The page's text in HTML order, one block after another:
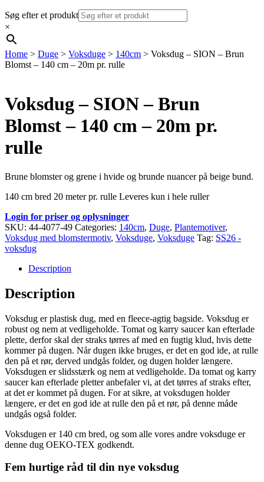
Søg efter et produkt
×
Home > Duge > Voksduge > 140cm > Voksdug – SION – Brun
Blomst – 140 cm – 20m pr. rulle
Voksdug – SION – Brun
Blomst – 140 cm – 20m pr.
rulle
Brune blomster og grene i hvide og brunde nuancer på beige bund.
140 cm bred 20 meter pr. rulle Leveres kun i hele ruller
Login for priser og oplysninger
SKU: 44-4077-49 Categories: 140cm, Duge, Plantemotiver,
Voksdug med blomstermotiv, Voksduge, Voksduge Tag: SS26 -
voksdug
Description
Description
Voksdug er plastisk dug, med en fleece-agtig bagside. Voksdug er
robust og nem at vedligeholde. Tomat og karry saucer kan efterlade
plette, derfor skal der straks tørres af med en fugtig klud, hvis dette
kommer på dugen. Når dugen ikke bruges, er det en god ide, at rulle
den på et rør, derved undgås folder, og dugen holder længere.
Voksdugen er slidsstærk og nem at vedligeholde. Da tomat og karry
saucer kan efterlade pletter anbefaler vi, at det tørres af straks efter,
at det er kommet på dugen. For at sikre, at voksdugen holder
længere, er det en god ide at rulle den på et rør, på denne måde
undgås også folder.
Voksdugen er 140 cm bred, og som alle vores andre voksduge er
denne dug OEKO-TEX godkendt.
Fem hurtige råd til din nye voksdug